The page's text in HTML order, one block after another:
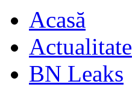
Acasă
Actualitate
BN Leaks